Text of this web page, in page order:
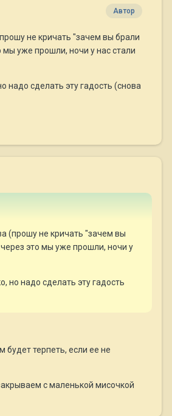
Автор
не кричать "зачем вы брали
мы уже прошли, ночи у нас стали
надо сделать эту гадость (снова
(прошу не кричать "зачем вы
это мы уже прошли, ночи у
но надо сделать эту гадость
терпеть, если ее не
с маленькой мисочкой